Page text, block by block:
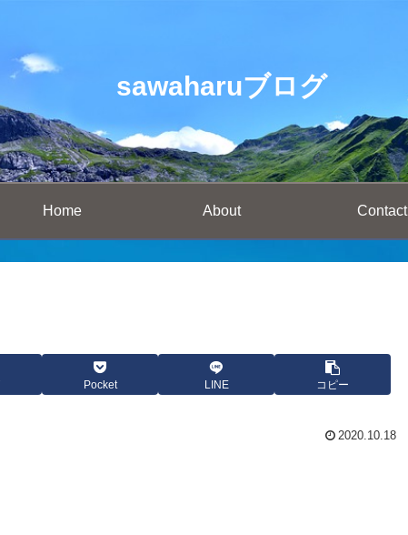
sawaharuブログ
Home About Contact
Pocket LINE コピー
2020.10.18